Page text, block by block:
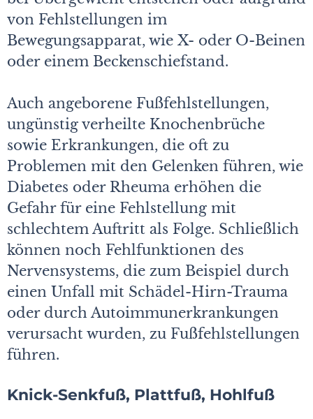
von Fehlstellungen im
Bewegungsapparat, wie X- oder O-Beinen
oder einem Beckenschiefstand.
Auch angeborene Fußfehlstellungen,
ungünstig verheilte Knochenbrüche
sowie Erkrankungen, die oft zu
Problemen mit den Gelenken führen, wie
Diabetes oder Rheuma erhöhen die
Gefahr für eine Fehlstellung mit
schlechtem Auftritt als Folge. Schließlich
können noch Fehlfunktionen des
Nervensystems, die zum Beispiel durch
einen Unfall mit Schädel-Hirn-Trauma
oder durch Autoimmunerkrankungen
verursacht wurden, zu Fußfehlstellungen
führen.
Knick-Senkfuß, Plattfuß, Hohlfuß